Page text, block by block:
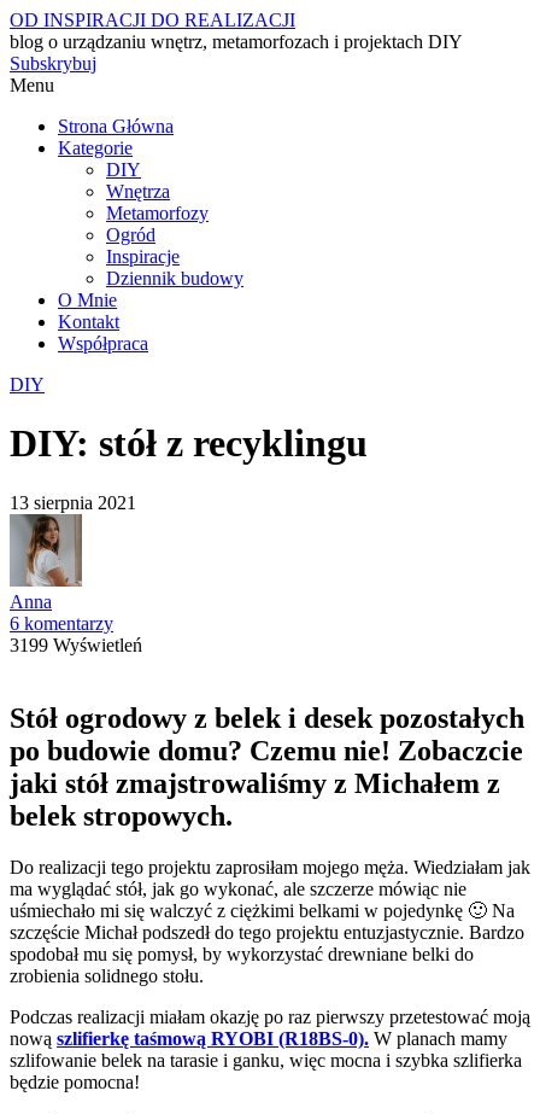
OD INSPIRACJI DO REALIZACJI
blog o urządzaniu wnętrz, metamorfozach i projektach DIY
Subskrybuj
Menu
Strona Główna
Kategorie
DIY
Wnętrza
Metamorfozy
Ogród
Inspiracje
Dziennik budowy
O Mnie
Kontakt
Współpraca
DIY
DIY: stół z recyklingu
13 sierpnia 2021
Anna
6 komentarzy
3199 Wyświetleń
Stół ogrodowy z belek i desek pozostałych
po budowie domu? Czemu nie! Zobaczcie
jaki stół zmajstrowaliśmy z Michałem z
belek stropowych.
Do realizacji tego projektu zaprosiłam mojego męża. Wiedziałam jak
ma wyglądać stół, jak go wykonać, ale szczerze mówiąc nie
uśmiechało mi się walczyć z ciężkimi belkami w pojedynkę 🙂 Na
szczęście Michał podszedł do tego projektu entuzjastycznie. Bardzo
spodobał mu się pomysł, by wykorzystać drewniane belki do
zrobienia solidnego stołu.
Podczas realizacji miałam okazję po raz pierwszy przetestować moją
nową szlifierkę taśmową RYOBI (R18BS-0). W planach mamy
szlifowanie belek na tarasie i ganku, więc mocna i szybka szlifierka
będzie pomocna!